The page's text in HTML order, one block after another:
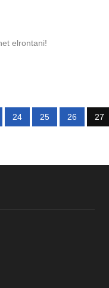
elrontani!
24 25 26 27